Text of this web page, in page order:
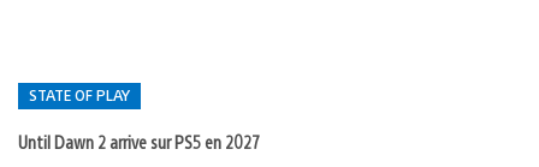
STATE OF PLAY
Until Dawn 2 arrive sur PS5 en 2027